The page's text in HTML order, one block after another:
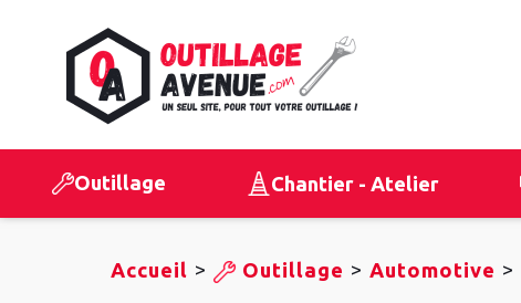
Outillage Chantier - Atelier
Accueil > Outillage > Automotive >